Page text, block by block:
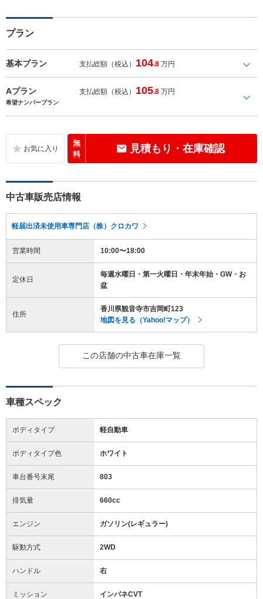
プラン
基本プラン 支払総額（税込） 104.8 万円
Aプラン 支払総額（税込） 105.8 万円
希望ナンバープラン
無
料
見積もり・在庫確認
中古車販売店情報
軽届出済未使用車専門店（株）クロカワ
営業時間 10:00〜18:00
定休日
毎週水曜日・第一火曜日・年末年始・GW・お
盆
住所
香川県観音寺市吉岡町123
地図を見る（Yahoo!マップ）
この店舗の中古車在庫一覧
車種スペック
ボディタイプ 軽自動車
ボディタイプ色 ホワイト
車台番号末尾 803
排気量 660cc
エンジン ガソリン(レギュラー)
駆動方式 2WD
ハンドル 右
ミッション インパネCVT